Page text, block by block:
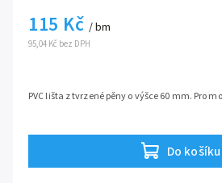
95,04 Kč bez DPH
115 Kč / bm
Do košíku
PVC lišta z tvrzené pěny o výšce 60 mm. Pro